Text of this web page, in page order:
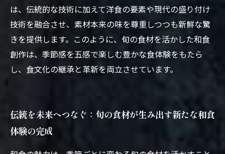
は、伝統的な技術に加えて洋食の要素や現代の盛り付け
技術を融合させ、素材本来の味を尊重しつつも新鮮な驚
きを提供します。このように、旬の食材を活かした和食
創作は、季節感を五感で楽しむ豊かな食体験をもたら
し、食文化の継承と革新を両立させています。
伝統を未来へつなぐ：旬の食材が生み出す新たな和食
体験の完成